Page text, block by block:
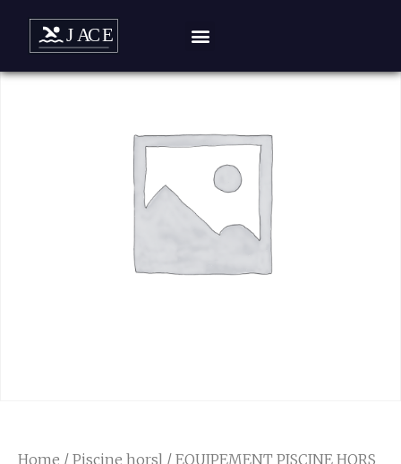
Home / Piscine horsl / EQUIPEMENT PISCINE HORS